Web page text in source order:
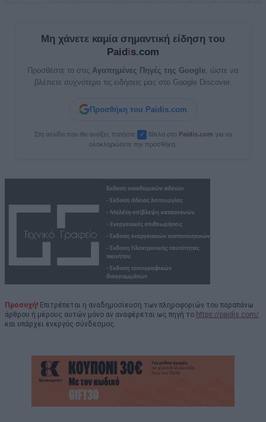
Μη χάνετε καμία σημαντική είδηση του
Paidis.com
Προσθέστε το στις Αγαπημένες Πηγές της Google , ώστε να
βλέπετε συχνότερα τις ειδήσεις μας στο Google Discover.
Προσθήκη του Paidis.com
Στη σελίδα που θα ανοίξει, πατήστε ✓ δίπλα στο Paidis.com για να
ολοκληρώσετε την προσθήκη.
Προσοχή! Επιτρέπεται η αναδημοσίευση των πληροφοριών του παραπάνω
άρθρου ή μέρους αυτών μόνο αν αναφέρεται ως πηγή το https://paidis.com/
και υπάρχει ενεργός σύνδεσμος.